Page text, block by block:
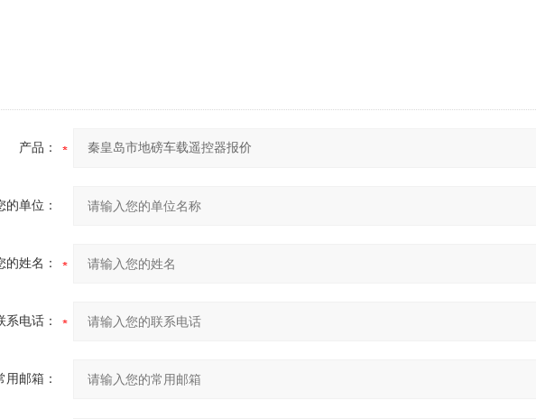
产品：
的单位：
的姓名：
系电话：
用邮箱：